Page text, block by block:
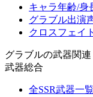
キャラ年齢/身
グラブル出演
クロスフェイ
グラブルの武器関連
武器総合
全SSR武器一覧